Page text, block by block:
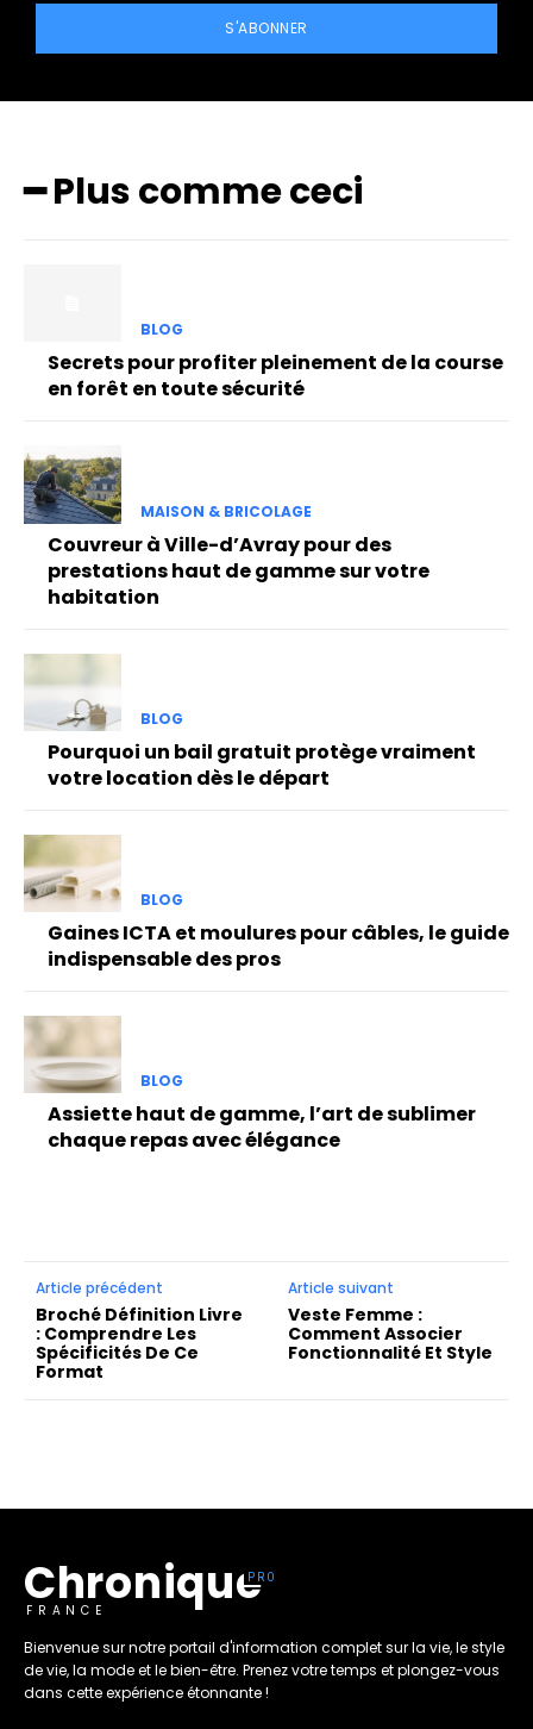
S'ABONNER
━ Plus comme ceci
BLOG
Secrets pour profiter pleinement de la course
en forêt en toute sécurité
MAISON & BRICOLAGE
Couvreur à Ville-d’Avray pour des
prestations haut de gamme sur votre
habitation
BLOG
Pourquoi un bail gratuit protège vraiment
votre location dès le départ
BLOG
Gaines ICTA et moulures pour câbles, le guide
indispensable des pros
BLOG
Assiette haut de gamme, l’art de sublimer
chaque repas avec élégance
Article précédent
Broché Définition Livre
: Comprendre Les
Spécificités De Ce
Format
Article suivant
Veste Femme :
Comment Associer
Fonctionnalité Et Style
Chronique
FRANCE
Bienvenue sur notre portail d'information complet sur la vie, le style
de vie, la mode et le bien-être. Prenez votre temps et plongez-vous
dans cette expérience étonnante !